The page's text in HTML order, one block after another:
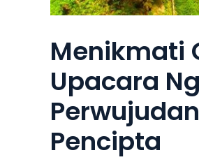
Menikmati
Upacara
Pencipta